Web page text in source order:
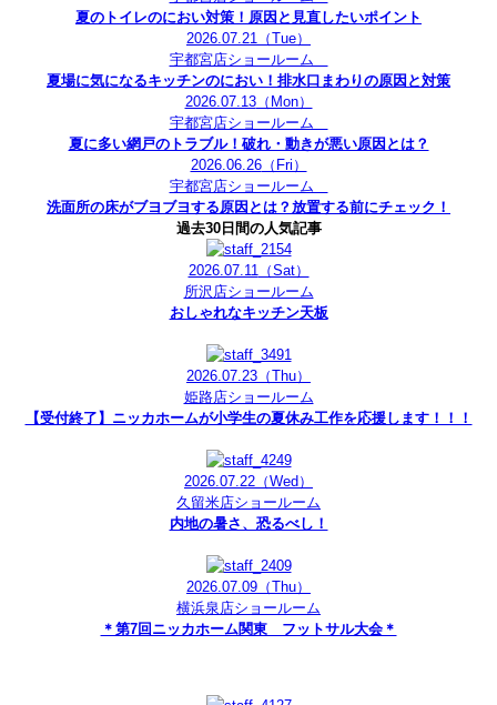
夏のトイレのにおい対策！原因と見直したいポイント
2026.07.21 （Tue）
宇都宮店ショールーム
夏場に気になるキッチンのにおい！排水口まわりの原因と対策
2026.07.13（Mon）
宇都宮店ショールーム
夏に多い網戸のトラブル！破れ・動きが悪い原因とは？
2026.06.26（Fri）
宇都宮店ショールーム
洗面所の床がブヨブヨする原因とは？放置する前にチェック！
過去30日間の人気記事
2026.07.11（Sat）
所沢店ショールーム
おしゃれなキッチン天板
2026.07.23 （Thu）
姫路店ショールーム
【受付終了】ニッカホームが小学生の夏休み工作を応援します！！！
2026.07.22 （Wed）
久留米店ショールーム
内地の暑さ、恐るべし！
2026.07.09 （Thu）
横浜泉店ショールーム
＊第7回ニッカホーム関東 フットサル大会＊